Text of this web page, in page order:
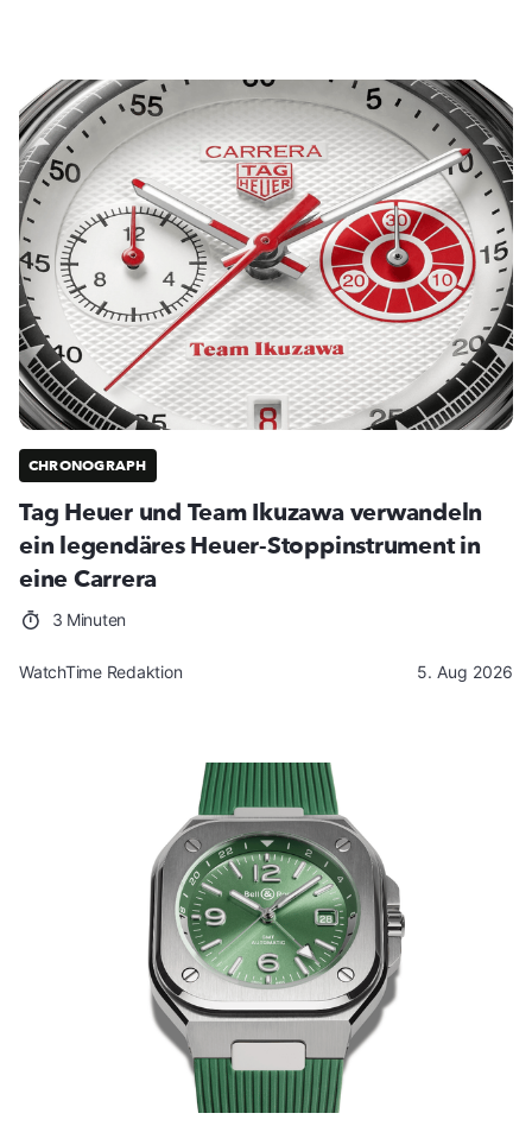
CHRONOGRAPH
Tag Heuer und Team Ikuzawa verwandeln
ein legendäres Heuer-Stoppinstrument in
eine Carrera
3 Minuten
WatchTime Redaktion 5. Aug 2026